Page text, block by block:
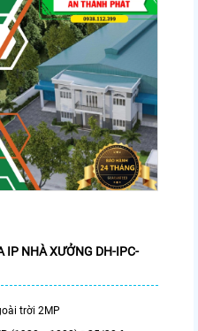
IP NHÀ XƯỞNG DH-IPC-
trời 2MP